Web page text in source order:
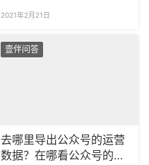
2021年2月21日
壹伴问答
去哪里导出公众号的运营
数据？在哪看公众号的粉